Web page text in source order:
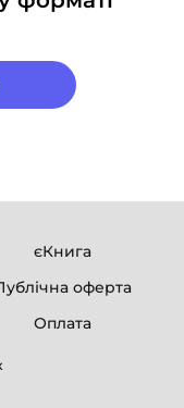
єКнига
оферта
Оплата